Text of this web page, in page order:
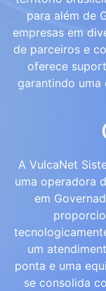
para além de
empresas em
de parceiros e
oferece
garantindo
A VulcaNet
uma operadora
em
um
ponta e uma
se consolida